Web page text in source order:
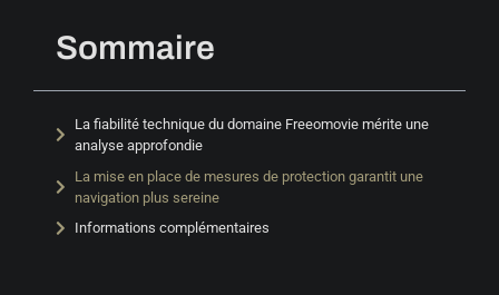
Sommaire
La fiabilité technique du domaine Freeomovie mérite une
analyse approfondie
La mise en place de mesures de protection garantit une
navigation plus sereine
Informations complémentaires